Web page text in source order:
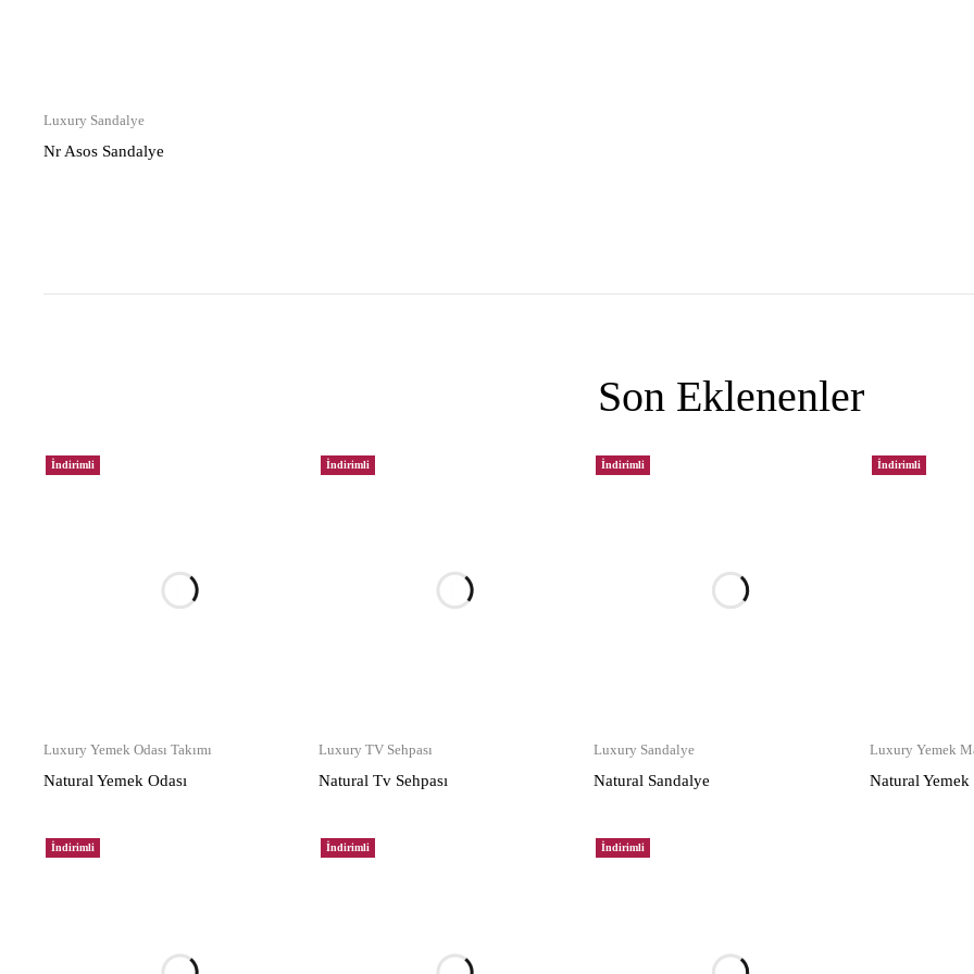
Luxury Sandalye
Nr Asos Sandalye
Son Eklenenler
İndirimli
Luxury Yemek Odası Takımı
Natural Yemek Odası
İndirimli
Luxury TV Sehpası
Natural Tv Sehpası
İndirimli
Luxury Sandalye
Natural Sandalye
İndirimli
Luxury Yemek
Natural Yemek
İndirimli İndirimli İndirimli